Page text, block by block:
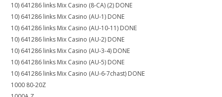
10) 641286 links Mix Casino (8-CA) (2) DONE
10) 641286 links Mix Casino (AU-1) DONE
10) 641286 links Mix Casino (AU-10-11) DONE
10) 641286 links Mix Casino (AU-2) DONE
10) 641286 links Mix Casino (AU-3-4) DONE
10) 641286 links Mix Casino (AU-5) DONE
10) 641286 links Mix Casino (AU-6-7chast) DONE
1000 80-20Z